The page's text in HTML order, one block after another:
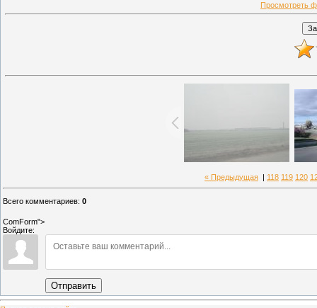
Просмотреть
« Предыдущая 118 119 120
Всего комментариев: 0
ComForm">
Войдите:
Отправить